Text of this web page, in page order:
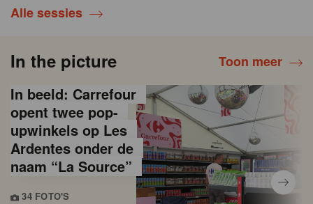
Alle sessies
In the picture Toon meer
In beeld: Carrefour
opent twee pop-
upwinkels op Les
Ardentes onder de
naam “La Source”
34 FOTO'S